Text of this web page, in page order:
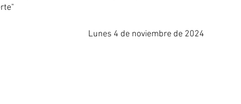
Lunes 4 de noviembre de 2024